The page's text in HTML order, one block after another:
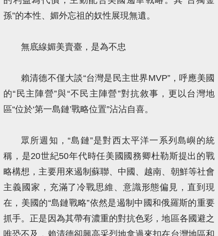
孫”的本性、媚外忘祖的奴性展現無遺。
無底線媚美賣臺，是為不忠
賴清德不僅大談“台灣是民主世界MVP”，呼應美國
的“民主陣營”與“不民主陣營”對抗敘事，更以台灣地
區“位於‘第一島鏈’戰略位置”沾沾自喜。
眾所週知，“島鏈”是對西太平洋一系列島嶼的統
稱，是20世紀50年代時任美國國務卿杜勒斯提出的戰
略構想，主要用來遏制蘇聯、中國、越南、朝鮮等社會
主義國家，充滿了冷戰思維、意識形態偏見，直到現
在，美國的“島鏈戰略”依然是遏制中國和俄羅斯的重要
抓手。正是因為其帶有濃重的對抗色彩，地區各國避之
唯恐不及，賴清德卻興高采烈地拿過來扣在台灣地區和